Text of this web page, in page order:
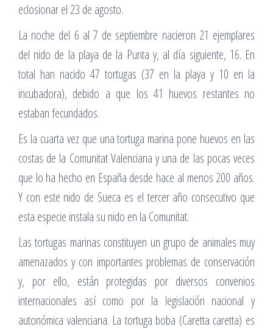
eclosionar el 23 de agosto.
La noche del 6 al 7 de septiembre nacieron 21 ejemplares
del nido de la playa de la Punta y, al día siguiente, 16. En
total han nacido 47 tortugas (37 en la playa y 10 en la
incubadora), debido a que los 41 huevos restantes no
estaban fecundados.
Es la cuarta vez que una tortuga marina pone huevos en las
costas de la Comunitat Valenciana y una de las pocas veces
que lo ha hecho en España desde hace al menos 200 años.
Y con este nido de Sueca es el tercer año consecutivo que
esta especie instala su nido en la Comunitat.
Las tortugas marinas constituyen un grupo de animales muy
amenazados y con importantes problemas de conservación
y, por ello, están protegidas por diversos convenios
internacionales así como por la legislación nacional y
autonómica valenciana. La tortuga boba (Caretta caretta) es